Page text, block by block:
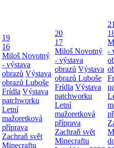
19
16
Miloš Novotný
- výstava
obrazů Výstava
obrazů Luboše
Frídla Výstava
patchworku
Letní
mažoretková
příprava
Zachraň svět
Minecraftu
20
17
Miloš Novotný
- výstava
obrazů Výstava
obrazů Luboše
Frídla Výstava
patchworku
Letní
mažoretková
příprava
Zachraň svět
Minecraftu
-